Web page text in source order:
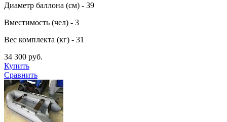
Диаметр баллона (см) - 39
Вместимость (чел) - 3
Вес комплекта (кг) - 31
34 300 руб.
Купить
Сравнить